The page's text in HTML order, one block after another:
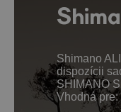
Shimano
dispozícii
SHIMANO
Vhodná